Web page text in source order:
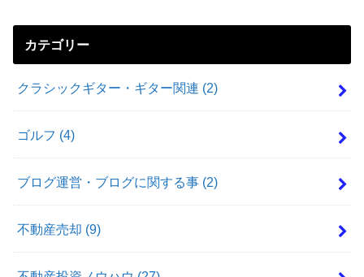
カテゴリー
クラシックギター・ギター関連 (2)
ゴルフ (4)
ブログ運営・ブログに関する事 (2)
不動産売却 (9)